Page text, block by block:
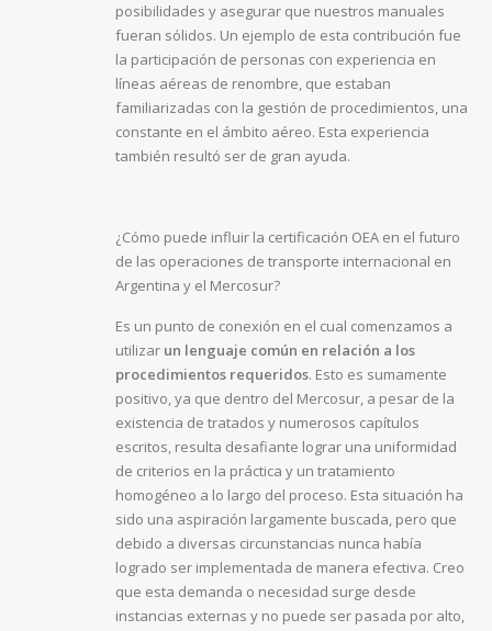
posibilidades y asegurar que nuestros manuales
fueran sólidos. Un ejemplo de esta contribución fue
la participación de personas con experiencia en
líneas aéreas de renombre, que estaban
familiarizadas con la gestión de procedimientos, una
constante en el ámbito aéreo. Esta experiencia
también resultó ser de gran ayuda.
¿Cómo puede influir la certificación OEA en el futuro
de las operaciones de transporte internacional en
Argentina y el Mercosur?
Es un punto de conexión en el cual comenzamos a
utilizar un lenguaje común en relación a los
procedimientos requeridos. Esto es sumamente
positivo, ya que dentro del Mercosur, a pesar de la
existencia de tratados y numerosos capítulos
escritos, resulta desafiante lograr una uniformidad
de criterios en la práctica y un tratamiento
homogéneo a lo largo del proceso. Esta situación ha
sido una aspiración largamente buscada, pero que
debido a diversas circunstancias nunca había
logrado ser implementada de manera efectiva. Creo
que esta demanda o necesidad surge desde
instancias externas y no puede ser pasada por alto,